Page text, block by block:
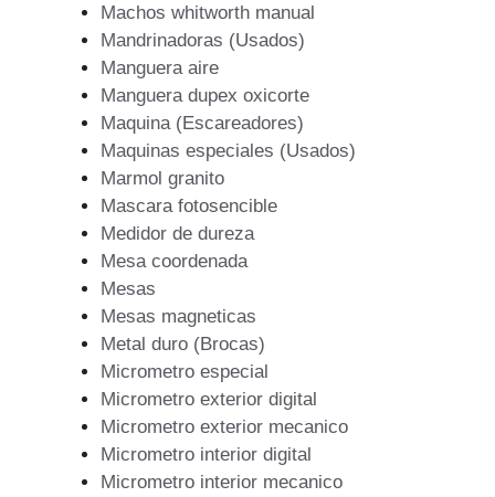
Machos whitworth manual
Mandrinadoras (Usados)
Manguera aire
Manguera dupex oxicorte
Maquina (Escareadores)
Maquinas especiales (Usados)
Marmol granito
Mascara fotosencible
Medidor de dureza
Mesa coordenada
Mesas
Mesas magneticas
Metal duro (Brocas)
Micrometro especial
Micrometro exterior digital
Micrometro exterior mecanico
Micrometro interior digital
Micrometro interior mecanico